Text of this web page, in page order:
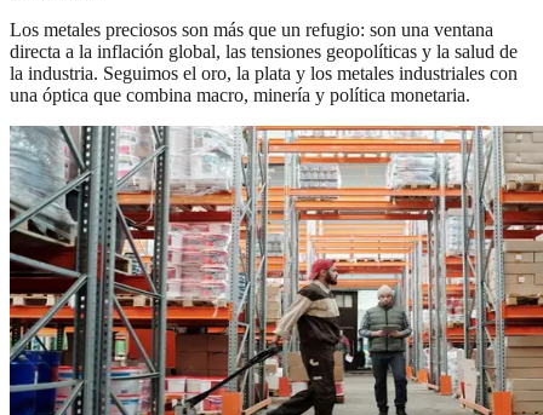
Los metales preciosos son más que un refugio: son una ventana
directa a la inflación global, las tensiones geopolíticas y la salud de
la industria. Seguimos el oro, la plata y los metales industriales con
una óptica que combina macro, minería y política monetaria.